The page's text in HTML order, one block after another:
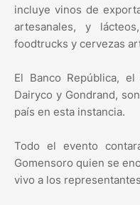
incluye vinos de
artesanales, y
foodtrucks y cervezas
El Banco República,
Dairyco y Gondrand,
país en esta instancia.
Todo el evento
Gomensoro quien se
vivo a los